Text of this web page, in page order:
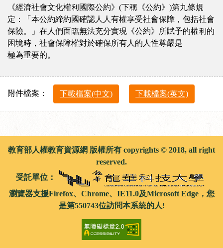
《經濟社會文化權利國際公約》(下稱《公約》)第九條規
定：「本公約締約國確認人人有權享受社會保障，包括社會
保險。」在人們面臨無法充分實現《公約》所賦予的權利的
困境時，社會保障權對於確保所有人的人性尊嚴是
極為重要的。
附件檔案： 下載檔案(中文) 下載檔案(英文)
教育部人權教育資源網 版權所有 copyrights © 2018, all right
reserved.
受託單位：
瀏覽器支援Firefox、Chrome、IE11.0及Microsoft Edge，您
是第550743位訪問本系統的人!